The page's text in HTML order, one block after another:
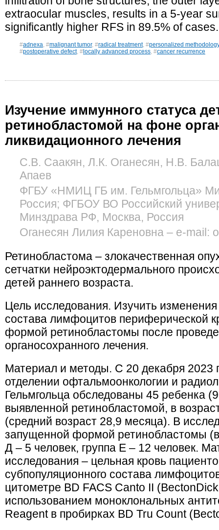
extraocular muscles, results in a 5-year
significantly higher RFS in 89.5% of cases.
#adnexa, #malignant tumor, #radical treatment, #personalized
#postoperative defect, # locally advanced process, #cancer recurrence
Изучение иммунного статуса
ретинобластомой на фоне
ликвидационного лечения
С.В. Саакян, Л.К. Оганесян, Н.В.
Апаев
ФГБУ «НМИЦ ГБ им. Гельмгольца»
Россия; ФГБОУ ВО Российский
Минздрава РФ, Москва, Россия
Оганесян Лилия Кареновна – e-mail:
Ретинобластома – злокачественная
сетчатки нейроэктодермального
детей раннего возраста.
Цель исследования. Изучить изменения
состава лимфоцитов периферической
формой ретинобластомы после
органосохранного лечения.
Материал и методы. С 20 декабря 2023
отделении офтальмоонкологии и
Гельмгольца обследованы 45 ребенка
выявленной ретинобластомой, в
(средний возраст 28,9 месяца). В
запущенной формой ретинобластомы
Д – 5 человек, группа Е – 12 человек.
исследования – цельная кровь
субпопуляционного состава
цитометре BD FACS Canto II
использованием моноклональных
Reagent в пробирках BD Tru Сount